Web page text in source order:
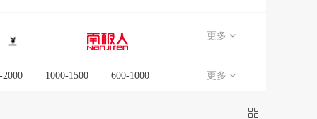
更多
2000 1000-1500 600-1000 更多